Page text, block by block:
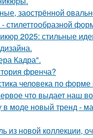
заострённой
стилеттообразной
2025: стильные
Кадра".
френча?
человека по форме
что выдает наш
в моде новый тренд -
из новой коллекции,